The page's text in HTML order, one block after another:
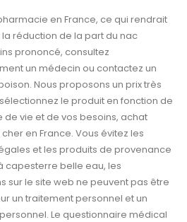
en France, ce qui rendrait
la réduction de la part du nac
prononcé, consultez
un médecin ou contactez un
Nous proposons un prix très
le produit en fonction de
de vie et de vos besoins, achat
en France. Vous évitez les
et les produits de provenance
capesterre belle eau, les
sur le site web ne peuvent pas être
un traitement personnel et un
Le questionnaire médical